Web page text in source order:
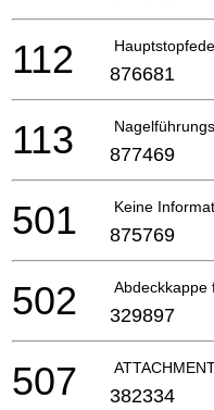
112 876681
113 877469
Keine
501 875769
Abdeckkappe
502 329897
507 382334